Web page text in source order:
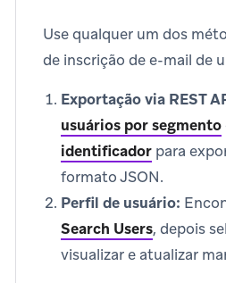
Use qualquer um dos
de inscrição de e-mail de
Exportação via REST
usuários por segmento
identificador para
formato JSON.
Perfil de usuário:
Search Users, depois
visualizar e atualizar